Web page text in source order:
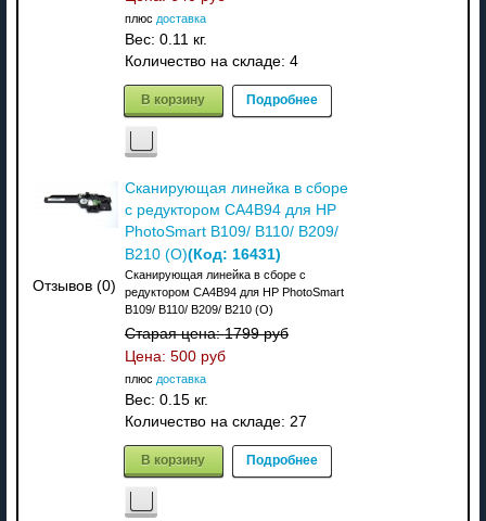
плюс доставка
Вес: 0.11 кг.
Количество на складе: 4
В корзину Подробнее
Отзывов (0)
Сканирующая линейка в сборе
с редуктором CA4B94 для HP
PhotoSmart B109/ B110/ B209/
B210 (О)(Код: 16431)
Сканирующая линейка в сборе с
редуктором CA4B94 для HP PhotoSmart
B109/ B110/ B209/ B210 (О)
Старая цена:1799 руб
Цена: 500 руб
плюс доставка
Вес: 0.15 кг.
Количество на складе: 27
В корзину Подробнее